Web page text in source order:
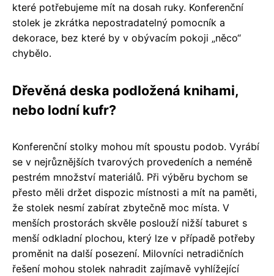
které potřebujeme mít na dosah ruky. Konferenční
stolek je zkrátka nepostradatelný pomocník a
dekorace, bez které by v obývacím pokoji „něco“
chybělo.
Dřevěná deska podložená knihami,
nebo lodní kufr?
Konferenční stolky mohou mít spoustu podob. Vyrábí
se v nejrůznějších tvarových provedeních a neméně
pestrém množství materiálů. Při výběru bychom se
přesto měli držet dispozic místnosti a mít na paměti,
že stolek nesmí zabírat zbytečně moc místa. V
menších prostorách skvěle poslouží nižší taburet s
menší odkladní plochou, který lze v případě potřeby
proměnit na další posezení. Milovníci netradičních
řešení mohou stolek nahradit zajímavě vyhlížející